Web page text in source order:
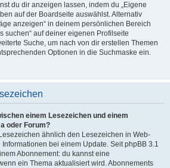
du dir anzeigen lassen, indem du „Eigene
auf der Boardseite auswählst. Alternativ
anzeigen“ in deinem persönlichen Bereich
suchen“ auf deiner eigenen Profilseite
Suche, um nach von dir erstellen Themen
Optionen in die Suchmaske ein.
einem Lesezeichen und einem
oder Forum?
ähnlich den Lesezeichen in Web-
bei einem Update. Seit phpBB 3.1
Abonnement: du kannst eine
ein Thema aktualisiert wird. Abonnements